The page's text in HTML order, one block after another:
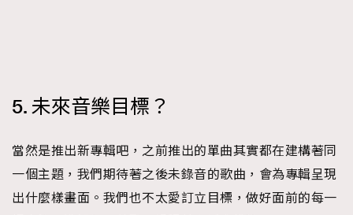
5. 未來音樂目標？
當然是推出新專輯吧，之前推出的單曲其實都在建構著同
一個主題，我們期待著之後未錄音的歌曲，會為專輯呈現
出什麼樣畫面。我們也不太愛訂立目標，做好面前的每一